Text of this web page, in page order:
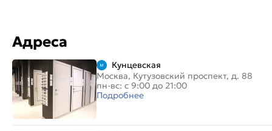
Адреса
Кунцевская
Москва, Кутузовский проспект, д. 88
пн-вс: с 9:00 до 21:00
Подробнее